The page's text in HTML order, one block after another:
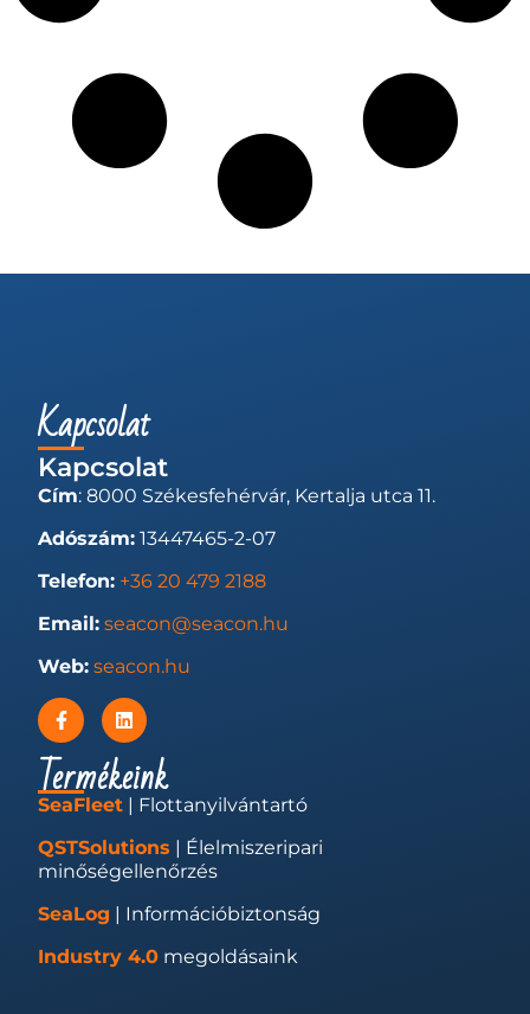
Kapcsolat
Kapcsolat
Cím: 8000 Székesfehérvár, Kertalja utca 11.
Adószám: 13447465-2-07
Telefon: +36 20 479 2188
Email: seacon@seacon.hu
Web: seacon.hu
Termékeink
SeaFleet | Flottanyilvántartó
QSTSolutions | Élelmiszeripari
minőségellenőrzés
SeaLog | Információbiztonság
Industry 4.0 megoldásaink